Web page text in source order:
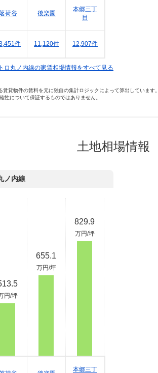
荷谷
件
後楽園
11,120件
本郷三丁
目
12,907件
ロ丸ノ内線の家賃相場情報をすべて見る
貸物件の賃料を元に独自の集計ロジックによって算出しています。
について保証するものではありません。
土地相場情報
ノ内線
円/坪
655.1
万円/坪
829.9
万円/坪
本郷三丁